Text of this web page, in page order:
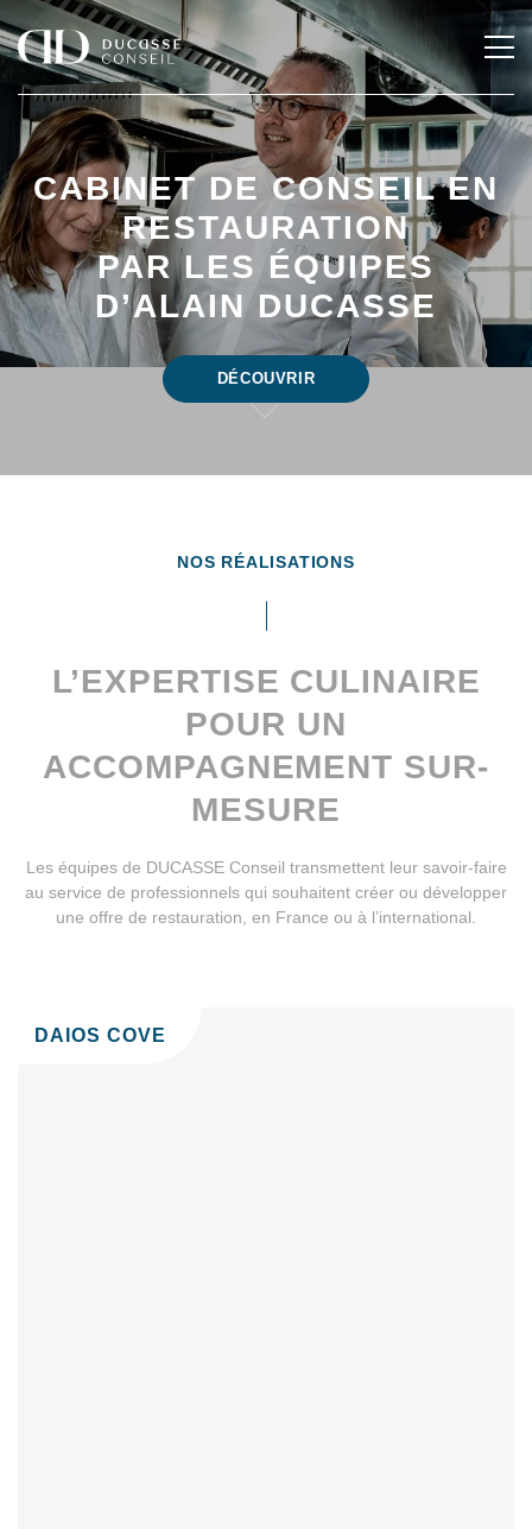
CABINET DE CONSEIL EN
RESTAURATION
PAR LES ÉQUIPES
D’ALAIN DUCASSE
DÉCOUVRIR
NOS RÉALISATIONS
L’EXPERTISE CULINAIRE
POUR UN
ACCOMPAGNEMENT SUR-
MESURE
Les équipes de DUCASSE Conseil transmettent leur savoir-faire
au service de professionnels qui souhaitent créer ou développer
une offre de restauration, en France ou à l’international.
DAIOS COVE